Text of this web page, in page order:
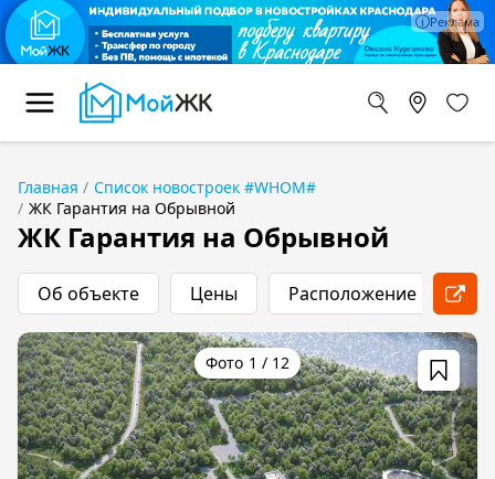
Главная
Список новостроек #WHOM#
ЖК Гарантия на Обрывной
ЖК Гарантия на Обрывной
Об объекте Цены Расположение
1 / 12